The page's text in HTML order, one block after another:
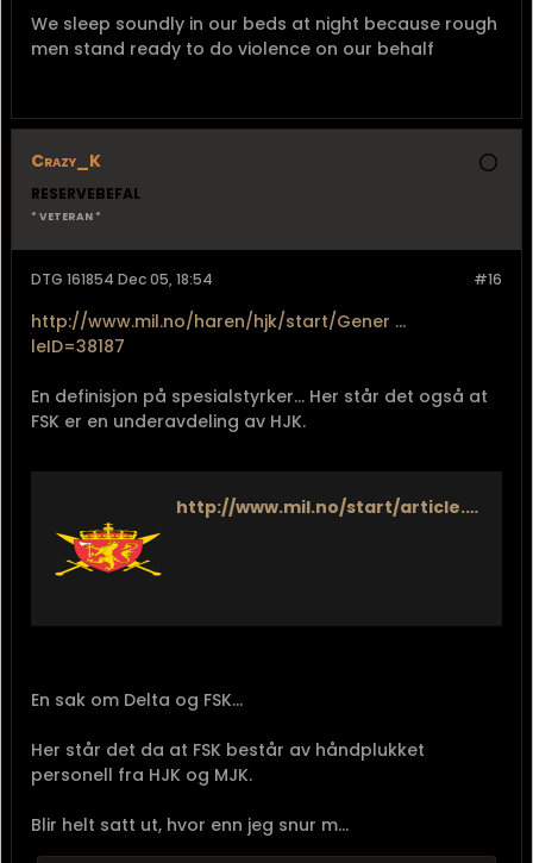
We sleep soundly in our beds at night because rough
men stand ready to do violence on our behalf
Crazy_K
RESERVEBEFAL
* VETERAN *
#16
DTG 161854 Dec 05, 18:54
http://www.mil.no/haren/hjk/start/Gener ...
leID=38187
En definisjon på spesialstyrker... Her står det også at
FSK er en underavdeling av HJK.
http://www.mil.no/start/article.jhtml?articleID=34057
En sak om Delta og FSK...
Her står det da at FSK består av håndplukket
personell fra HJK og MJK.
Blir helt satt ut, hvor enn jeg snur m...